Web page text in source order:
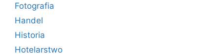
Fotografia
Handel
Historia
Hotelarstwo